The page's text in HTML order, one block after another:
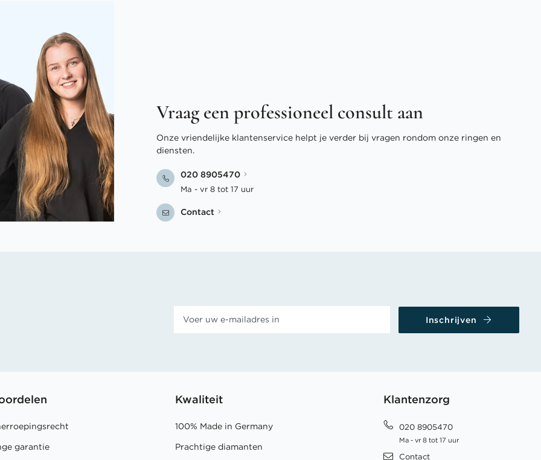
Vraag een professioneel consult aan
Onze vriendelijke klantenservice helpt je verder bij vragen rondom onze ringen en
diensten.
020 8905470
Ma - vr 8 tot 17 uur
Contact
Inschrijven
garantie
Kwaliteit
100% Made in Germany
Prachtige diamanten
Klantenzorg
020 8905470
Ma - vr 8 tot 17 uur
Contact